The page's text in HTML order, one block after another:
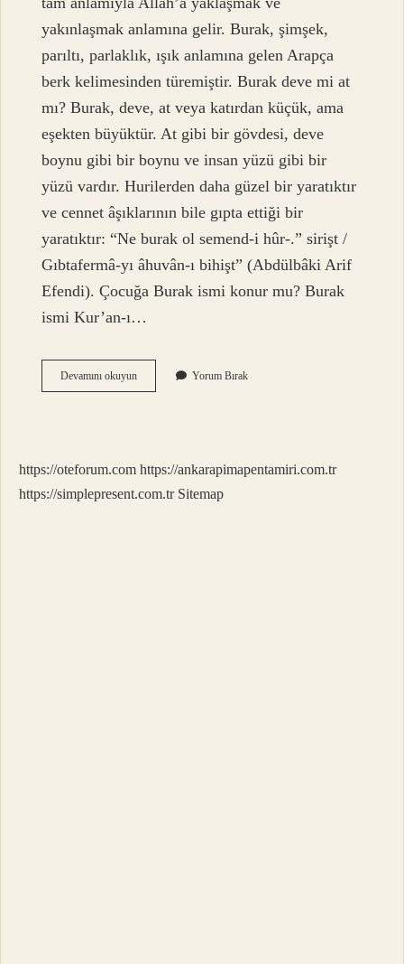
yakınlaşmak anlamına gelir. Burak, şimşek,
parıltı, parlaklık, ışık anlamına gelen Arapça
berk kelimesinden türemiştir. Burak deve mi at
mı? Burak, deve, at veya katırdan küçük, ama
eşekten büyüktür. At gibi bir gövdesi, deve
boynu gibi bir boynu ve insan yüzü gibi bir
yüzü vardır. Hurilerden daha güzel bir yaratıktır
ve cennet âşıklarının bile gıpta ettiği bir
yaratıktır: “Ne burak ol semend-i hûr-.” sirişt /
Gıbtafermâ-yı âhuvân-ı bihişt” (Abdülbâki Arif
Efendi). Çocuğa Burak ismi konur mu? Burak
ismi Kur’an-ı…
Devamını okuyunBurak
Türk
Yorum Bırak
https://oteforum.com https://ankarapimapentamiri.com.tr
https://simplepresent.com.tr Sitemap